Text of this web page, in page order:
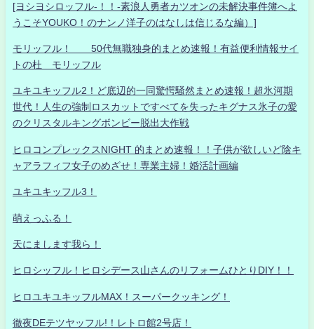
[ヨシヨシロッフル-！！-素浪人勇者カツオンの未解決事件簿へよ
うこそYOUKO！のナンノ洋子のはなしは信じるな編）]
モリッフル！ 50代無職独身的まとめ速報！有益便利情報サイ
トの杜 モリッフル
ユキユキッフル2！ど底辺的一同驚愕騒然まとめ速報！超氷河期
世代！人生の強制ロスカットですべてを失ったキグナス氷子の愛
のクリスタルキングボンビー脱出大作戦
ヒロコンプレックスNIGHT 的まとめ速報！！子供が欲しいど陰キ
ャアラフィフ女子のめざせ！専業主婦！婚活計画編
ユキユキッフル3！
萌えっふる！
天にまします我ら！
ヒロシッフル！ヒロシデース山さんのリフォームひとりDIY！！
ヒロユキユキッフルMAX！スーパークッキング！
徹夜DEテツヤッフル!！レトロ館2号店！